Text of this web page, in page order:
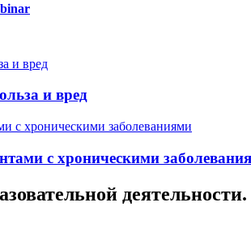
и вред
с хроническими
деятельности.